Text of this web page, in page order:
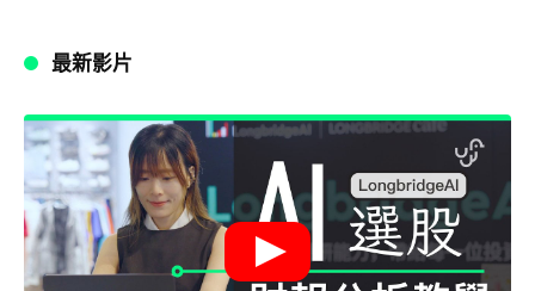
最新影片